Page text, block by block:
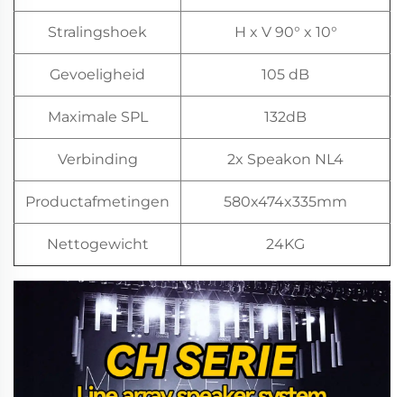
Stralingshoek H x V 90° x 10°
Gevoeligheid 105 dB
Maximale SPL 132dB
Verbinding 2x Speakon NL4
Productafmetingen 580x474x335mm
Nettogewicht 24KG